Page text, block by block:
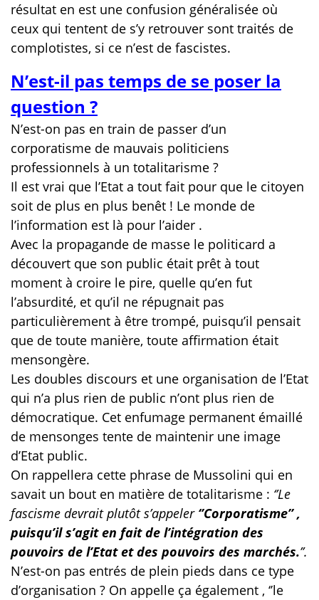
résultat en est une confusion généralisée où
ceux qui tentent de s’y retrouver sont traités de
complotistes, si ce n’est de fascistes.
N’est-il pas temps de se poser la
question ?
N’est-on pas en train de passer d’un
corporatisme de mauvais politiciens
professionnels à un totalitarisme ?
Il est vrai que l’Etat a tout fait pour que le citoyen
soit de plus en plus benêt ! Le monde de
l’information est là pour l’aider .
Avec la propagande de masse le politicard a
découvert que son public était prêt à tout
moment à croire le pire, quelle qu’en fut
l’absurdité, et qu’il ne répugnait pas
particulièrement à être trompé, puisqu’il pensait
que de toute manière, toute affirmation était
mensongère.
Les doubles discours et une organisation de l’Etat
qui n’a plus rien de public n’ont plus rien de
démocratique. Cet enfumage permanent émaillé
de mensonges tente de maintenir une image
d’Etat public.
On rappellera cette phrase de Mussolini qui en
savait un bout en matière de totalitarisme : ‘’Le
fascisme devrait plutôt s’appeler ‘’Corporatisme’’ ,
puisqu’il s’agit en fait de l’intégration des
pouvoirs de l’Etat et des pouvoirs des marchés.’’.
N’est-on pas entrés de plein pieds dans ce type
d’organisation ? On appelle ça également , ‘’le